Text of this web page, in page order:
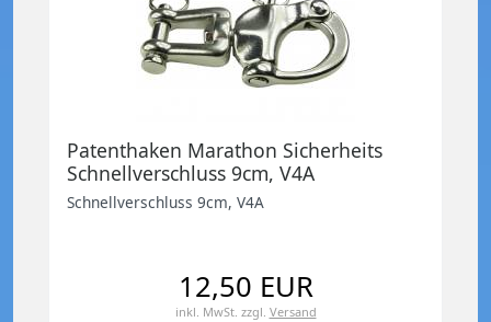
Patenthaken Marathon Sicherheits
Schnellverschluss 9cm, V4A
Schnellverschluss 9cm, V4A
12,50 EUR
inkl. MwSt. zzgl. Versand